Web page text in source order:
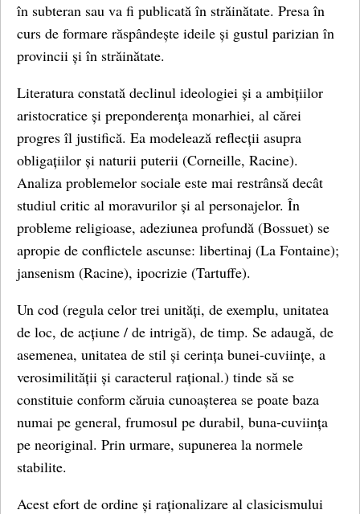
în subteran sau va fi publicată în străinătate. Presa în
curs de formare răspândește ideile și gustul parizian în
provincii și în străinătate.
Literatura constată declinul ideologiei și a ambițiilor
aristocratice și preponderența monarhiei, al cărei
progres îl justifică. Ea modelează reflecții asupra
obligațiilor și naturii puterii (Corneille, Racine).
Analiza problemelor sociale este mai restrânsă decât
studiul critic al moravurilor și al personajelor. În
probleme religioase, adeziunea profundă (Bossuet) se
apropie de conflictele ascunse: libertinaj (La Fontaine);
jansenism (Racine), ipocrizie (Tartuffe).
Un cod (regula celor trei unități, de exemplu, unitatea
de loc, de acțiune / de intrigă), de timp. Se adaugă, de
asemenea, unitatea de stil și cerința bunei-cuviințe, a
verosimilității și caracterul rațional.) tinde să se
constituie conform căruia cunoașterea se poate baza
numai pe general, frumosul pe durabil, buna-cuviința
pe neoriginal. Prin urmare, supunerea la normele
stabilite.
Acest efort de ordine și raționalizare al clasicismului